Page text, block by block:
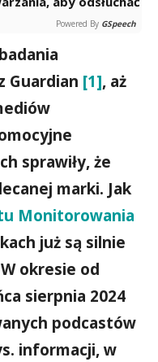
Powered By GSpeech
Guardian [1], aż
sprawiły, że
marki. Jak
Monitorowania
już są silnie
okresie od
sierpnia 2024
podcastów
informacji, w